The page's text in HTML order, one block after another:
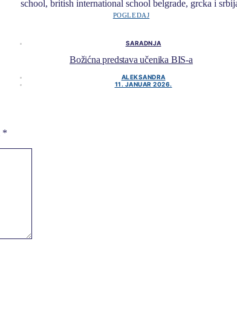
POGLEDAJ
SARADNJA
Božićna predstava učenika BIS-a
ALEKSANDRA
11. JANUAR 2026.
*